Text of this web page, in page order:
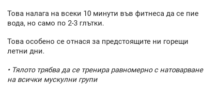
Това налага на всеки 10 минути във фитнеса да се пие
вода, но само по 2-3 глътки.
Това особено се отнася за предстоящите ни горещи
летни дни.
• Тялото трябва да се тренира равномерно с натоварване
на всички мускулни групи